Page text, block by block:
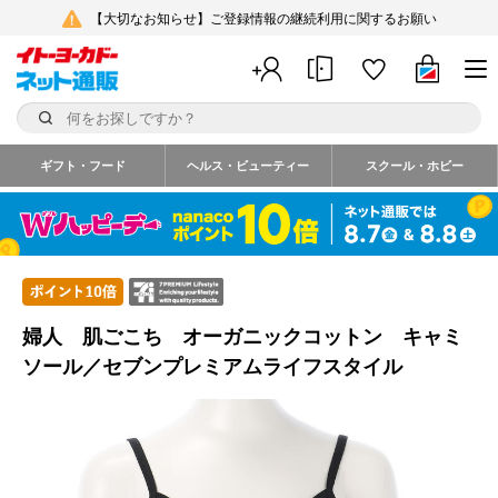
【大切なお知らせ】ご登録情報の継続利用に関するお願い
ギフト・フード ヘルス・ビューティー スクール・ホビー
婦人 肌ごこち オーガニックコットン キャミ
ソール／セブンプレミアムライフスタイル